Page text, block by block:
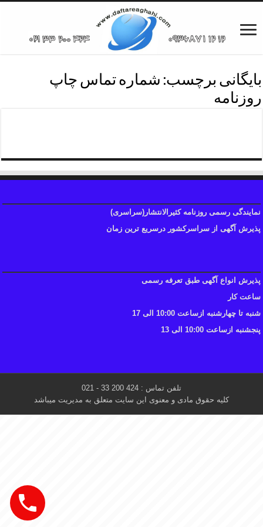
بایگانی برچسب: شماره تماس چاپ
روزنامه
نمایندگی رسمی روزنامه کثیرالانتشار(سراسری)
پذیرش آگهی از سراسرکشور درسریع ترین زمان
پذیرش انواع آگهی طبق تعرفه رسمی
ساعت کار
شنبه تا چهارشنبه ازساعت 10:00 الی 17
پنجشنبه ازساعت 10:00 الی 13
تلفن تماس : 424 200 33 - 021
کلیه حقوق مادی و معنوی این سایت متعلق به مدیریت میباشد